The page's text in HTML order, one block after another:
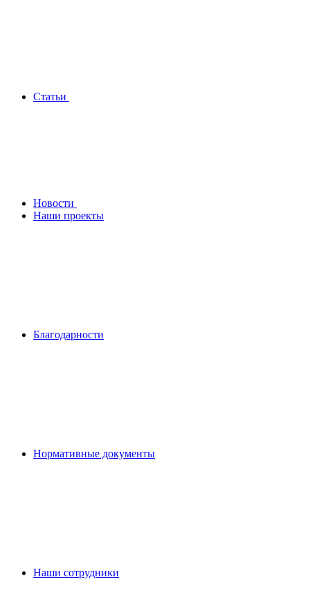
Статьи
Новости
Наши проекты
Благодарности
Нормативные документы
Наши сотрудники